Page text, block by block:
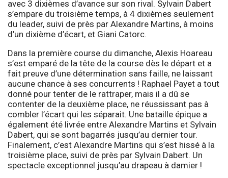
avec 3 dixièmes d’avance sur son rival. Sylvain Dabert
s’empare du troisième temps, à 4 dixièmes seulement
du leader, suivi de près par Alexandre Martins, à moins
d’un dixième d’écart, et Giani Catorc.
Dans la première course du dimanche, Alexis Hoareau
s’est emparé de la tête de la course dès le départ et a
fait preuve d’une détermination sans faille, ne laissant
aucune chance à ses concurrents ! Raphael Payet a tout
donné pour tenter de le rattraper, mais il a dû se
contenter de la deuxième place, ne réussissant pas à
combler l’écart qui les séparait. Une bataille épique a
également été livrée entre Alexandre Martins et Sylvain
Dabert, qui se sont bagarrés jusqu’au dernier tour.
Finalement, c’est Alexandre Martins qui s’est hissé à la
troisième place, suivi de près par Sylvain Dabert. Un
spectacle exceptionnel jusqu’au drapeau à damier !